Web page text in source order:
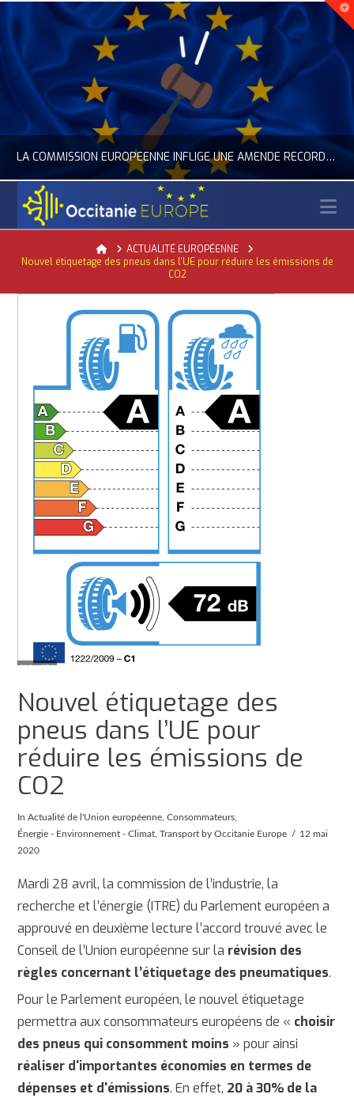
LA COMMISSION EUROPÉENNE INFLIGE UNE AMENDE RECORD À GOOGLE
ACTUALITÉ DE L'UNION EUROPÉENNE, ACTUALITÉ DE LA REPRÉSENTATION D’OCCITANIE EUROPE, NUMÉRIQUE- DIGITAL
HomeACTUALITÉ EUROPÉENNE
Nouvel étiquetage des pneus dans l'UE pour réduire les émissions de
CO2
Nouvel étiquetage des
pneus dans l’UE pour
réduire les émissions de
CO2
InActualité de l'Union européenne ,Consommateurs
Énergie - Environnement - Climat ,Transport by Occitanie Europe
12 mai
2020
Mardi 28 avril, la commission de l’industrie, la
recherche et l’énergie (ITRE) du Parlement européen a
approuvé en deuxième lecture l’accord trouvé avec le
Conseil de l’Union européenne sur la révision des
règles concernant l’étiquetage des pneumatiques.
Pour le Parlement européen, le nouvel étiquetage
permettra aux consommateurs européens de « choisir
des pneus qui consomment moins » pour ainsi
réaliser d'importantes économies en termes de
dépenses et d'émissions. En effet, 20 à 30% de la